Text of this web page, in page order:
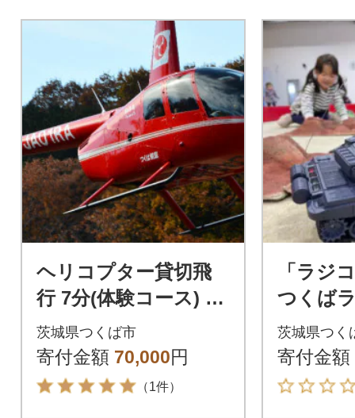
ヘリコプター貸切飛
行 7分(体験コース) 3
名様まで搭乗可能
茨城県つくば市
寄付金額 70,000円
（1件）
「ラジ
つくば
ク(レン
4時間ご
分
茨城県つく
寄付金額